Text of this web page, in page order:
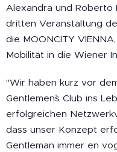
Alexandra und Roberto
dritten Veranstaltung
die MOONCITY
Mobilität in die Wiener
"Wir haben kurz vor
Gentlemen´s Club ins
erfolgreichen
dass unser Konzept
Gentleman immer en